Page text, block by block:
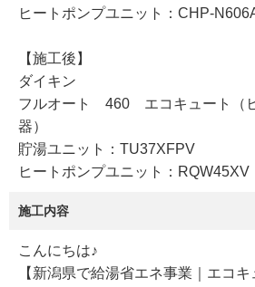
ヒートポンプユニット：CHP-
【施工後】
ダイキン
フルオート 460 エコキュート（
器）
貯湯ユニット：TU37XFPV
ヒートポンプユニット：RQW45XV
施工内容
こんにちは♪
【新潟県で給湯省エネ事業｜エコ